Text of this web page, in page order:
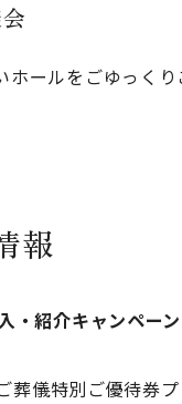
ホールをごゆっく
報
・紹介キャンペーン
葬儀特別ご優待券